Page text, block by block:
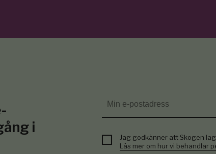
i
Jag godkänner att Skogen
Läs mer om hur vi behandlar